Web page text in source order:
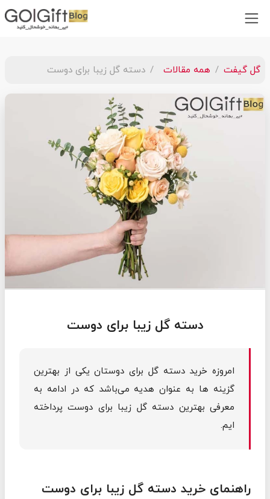
گل گیفت همه مقالات دسته گل زیبا برای دوست
دسته گل زیبا برای دوست
امروزه خرید دسته گل برای دوستان یکی از بهترین
گزینه ها به عنوان هدیه می‌باشد که در ادامه به
معرفی بهترین دسته گل زیبا برای دوست پرداخته
ایم.
راهنمای خرید دسته گل زیبا برای دوست